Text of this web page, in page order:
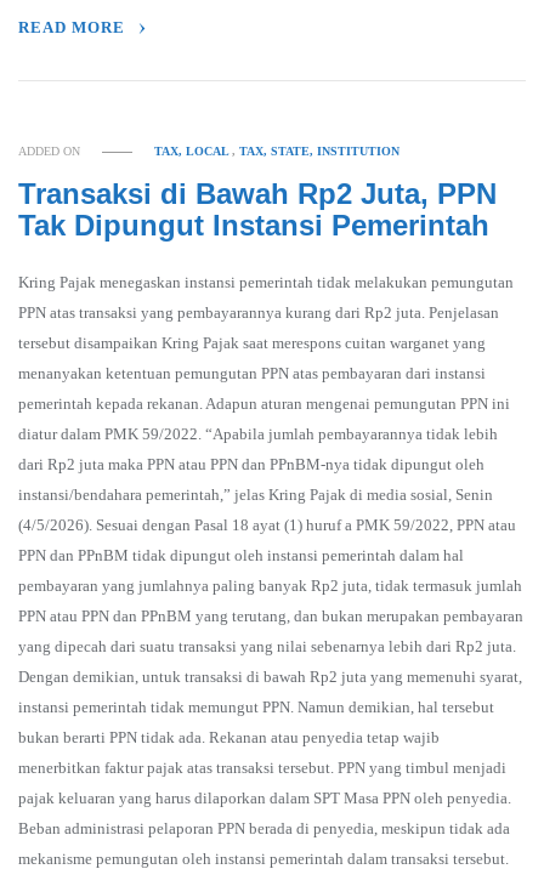
READ MORE
ADDED ON TAX, LOCAL,TAX, STATE, INSTITUTION
Transaksi di Bawah Rp2 Juta, PPN
Tak Dipungut Instansi Pemerintah
Kring Pajak menegaskan instansi pemerintah tidak melakukan pemungutan
PPN atas transaksi yang pembayarannya kurang dari Rp2 juta. Penjelasan
tersebut disampaikan Kring Pajak saat merespons cuitan warganet yang
menanyakan ketentuan pemungutan PPN atas pembayaran dari instansi
pemerintah kepada rekanan. Adapun aturan mengenai pemungutan PPN ini
diatur dalam PMK 59/2022. “Apabila jumlah pembayarannya tidak lebih
dari Rp2 juta maka PPN atau PPN dan PPnBM-nya tidak dipungut oleh
instansi/bendahara pemerintah,” jelas Kring Pajak di media sosial, Senin
(4/5/2026). Sesuai dengan Pasal 18 ayat (1) huruf a PMK 59/2022, PPN atau
PPN dan PPnBM tidak dipungut oleh instansi pemerintah dalam hal
pembayaran yang jumlahnya paling banyak Rp2 juta, tidak termasuk jumlah
PPN atau PPN dan PPnBM yang terutang, dan bukan merupakan pembayaran
yang dipecah dari suatu transaksi yang nilai sebenarnya lebih dari Rp2 juta.
Dengan demikian, untuk transaksi di bawah Rp2 juta yang memenuhi syarat,
instansi pemerintah tidak memungut PPN. Namun demikian, hal tersebut
bukan berarti PPN tidak ada. Rekanan atau penyedia tetap wajib
menerbitkan faktur pajak atas transaksi tersebut. PPN yang timbul menjadi
pajak keluaran yang harus dilaporkan dalam SPT Masa PPN oleh penyedia.
Beban administrasi pelaporan PPN berada di penyedia, meskipun tidak ada
mekanisme pemungutan oleh instansi pemerintah dalam transaksi tersebut.